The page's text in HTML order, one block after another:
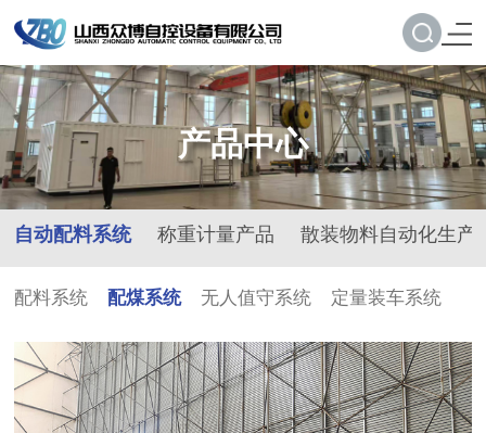
产品中心
自动配料系统 称重计量产品 散装物料自动化生产
配料系统 配煤系统 无人值守系统 定量装车系统